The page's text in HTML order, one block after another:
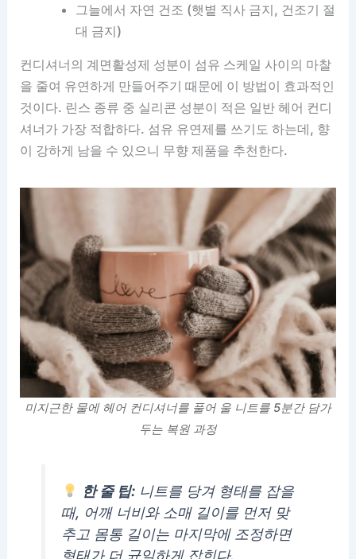
그늘에서 자연 건조 (햇볕 직사 금지, 건조기 절
대 금지)
컨디셔너의 계면활성제 성분이 섬유 스케일 사이의 마찰
을 줄여 유연하게 만들어주기 때문에 이 방법이 효과적인
것이다. 린스 종류 중 실리콘 성분이 적은 일반 헤어 컨디
셔너가 가장 적합하다. 섬유 유연제를 쓰기도 하는데, 향
이 강하게 남을 수 있으니 무향 제품을 추천한다.
미지근한 물에 헤어 컨디셔너를 풀어 울 니트를 5분간 담가
두는 복원 과정
한 줄 팁:니트를 당겨 형태를 잡을
때, 어깨 너비와 소매 길이를 먼저 맞
추고 몸통 길이는 마지막에 조정하면